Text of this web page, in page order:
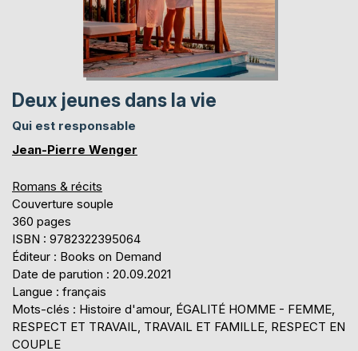
Deux jeunes dans la vie
Qui est responsable
Jean-Pierre Wenger
Romans & récits
Couverture souple
360 pages
ISBN : 9782322395064
Éditeur : Books on Demand
Date de parution : 20.09.2021
Langue : français
Mots-clés : Histoire d'amour, ÉGALITÉ HOMME - FEMME,
RESPECT ET TRAVAIL, TRAVAIL ET FAMILLE, RESPECT EN
COUPLE